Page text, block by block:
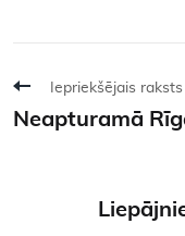
Iepriekšējais raksts
Neapturamā